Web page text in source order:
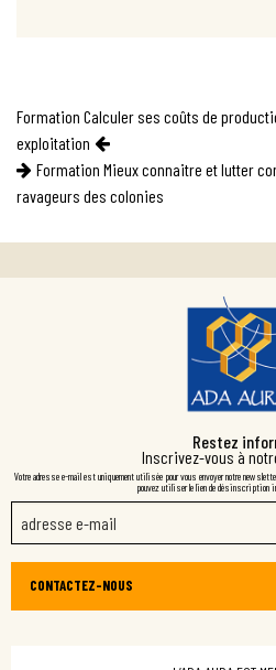
Navigation
de
l’article
Formation Calculer ses coûts de
exploitation
Formation Mieux connaitre et lutter
ravageurs des colonies
Restez
Inscrivez-vous à
Votre adresse e-mail est uniquement utilisée pour vous envoyer notre
pouvez utiliser le lien de désinscription
CONTACTEZ-NOUS